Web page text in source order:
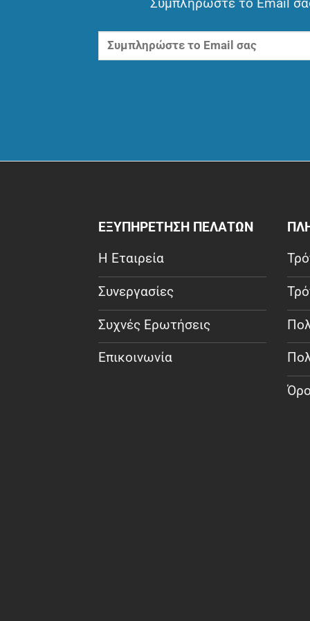
Συμπληρώστε το Email
ΕΞΥΠΗΡΕΤΗΣΗ ΠΕΛΑΤΩΝ
Η Εταιρεία
Συνεργασίες
Συχνές Ερωτήσεις
Επικοινωνία